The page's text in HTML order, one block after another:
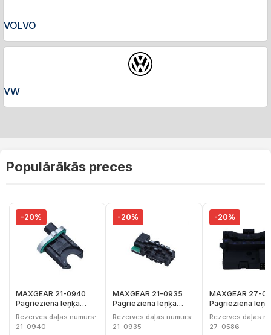
VOLVO
VW
Populārākās preces
-20%
MAXGEAR 21-0940
Pagrieziena leņķa
devējs
Rezerves daļas numurs:
21-0940
-20%
MAXGEAR 21-0935
Pagrieziena leņķa
devējs
Rezerves daļas numurs:
21-0935
-20%
MAXGEAR 27-
Pagrieziena
devējs
Rezerves daļas
27-0586